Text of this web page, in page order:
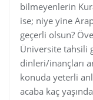
bilmeyenlerin
ise; niye yine
geçerli olsun?
Üniversite tahsili
dinleri/inançları
konuda yeterli
acaba kaç